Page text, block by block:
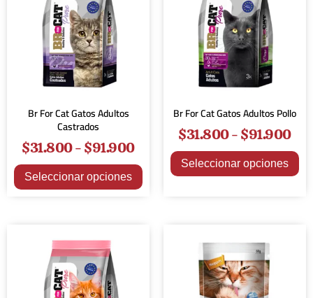
Br For Cat Gatos Adultos
Castrados
$31.800-$91.900
Seleccionar opciones
Br For Cat Gatos Adultos Pollo
$31.800-$91.900
Seleccionar opciones